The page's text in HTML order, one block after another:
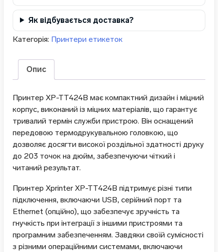
Як відбувається доставка?
Категорія: Принтери етикеток
Опис
Принтер XP-TT424B має компактний дизайн і міцний
корпус, виконаний із міцних матеріалів, що гарантує
тривалий термін служби пристрою. Він оснащений
передовою термодрукувальною головкою, що
дозволяє досягти високої роздільної здатності друку
до 203 точок на дюйм, забезпечуючи чіткий і
читаний результат.
Принтер Xprinter XP-TT424B підтримує різні типи
підключення, включаючи USB, серійний порт та
Ethernet (опційно), що забезпечує зручність та
гнучкість при інтеграції з іншими пристроями та
програмним забезпеченням. Завдяки своїй сумісності
з різними операційними системами, включаючи